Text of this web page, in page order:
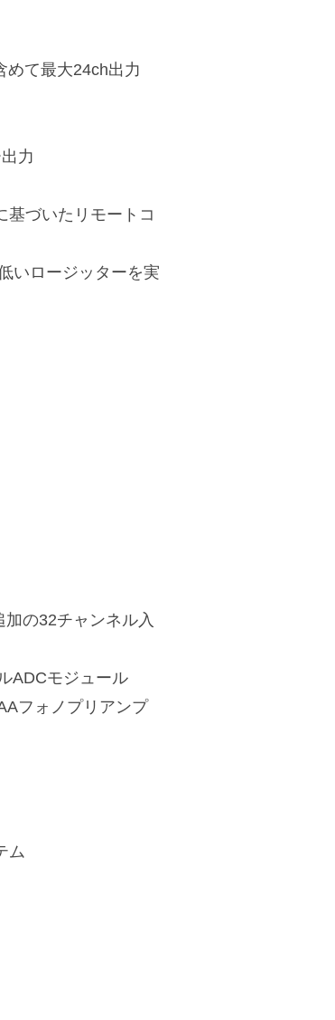
めて最大24ch出力
力
基づいたリモートコ
いロージッターを実
の32チャンネル入
ADCモジュール
フォノプリアンプ
ム